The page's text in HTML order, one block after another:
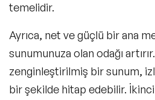
temelidir.
Ayrıca, net ve güçlü bir ana
sunumunuza olan odağı
zenginleştirilmiş bir sunum,
bir şekilde hitap edebilir.